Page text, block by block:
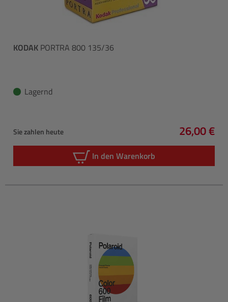
KODAK PORTRA 800 135/36
Lagernd
Sie zahlen heute 26,00 €
In den Warenkorb